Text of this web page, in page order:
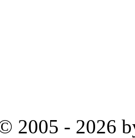
2005 - 2026